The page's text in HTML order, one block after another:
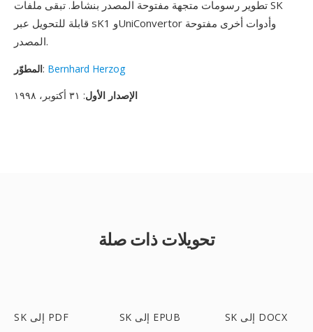
تطوير رسومات متجهة مفتوحة المصدر بنشاط. تبقى ملفات SK
قابلة للتحويل عبر sK1 وUniConvertor وأدوات أخرى مفتوحة
المصدر.
المطوّر: Bernhard Herzog
الإصدار الأول: ٣١ أكتوبر، ١٩٩٨
تحويلات ذات صلة
SK إلى PDF SK إلى EPUB SK إلى DOCX